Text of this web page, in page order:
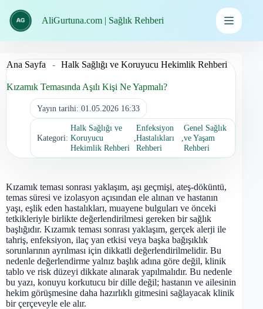
geç
AliGurtuna.com | Sağlık Rehberi
Ana Sayfa - Halk Sağlığı ve Koruyucu Hekimlik Rehberi
Kızamık Temasında Aşılı Kişi Ne Yapmalı?
Yayın tarihi: 01.05.2026 16:33
Kategori:
Halk Sağlığı ve
Koruyucu
Hekimlik Rehberi
,
Enfeksiyon
Hastalıkları
Rehberi
,
Genel Sağlık
ve Yaşam
Rehberi
Kızamık teması sonrası yaklaşım, aşı geçmişi, ateş-döküntü,
temas süresi ve izolasyon açısından ele alınan ve hastanın
yaşı, eşlik eden hastalıkları, muayene bulguları ve önceki
tetkikleriyle birlikte değerlendirilmesi gereken bir sağlık
başlığıdır. Kızamık teması sonrası yaklaşım, gerçek alerji ile
tahriş, enfeksiyon, ilaç yan etkisi veya başka bağışıklık
sorunlarının ayrılması için dikkatli değerlendirilmelidir. Bu
nedenle değerlendirme yalnız başlık adına göre değil, klinik
tablo ve risk düzeyi dikkate alınarak yapılmalıdır. Bu nedenle
bu yazı, konuyu korkutucu bir dille değil; hastanın ve ailesinin
hekim görüşmesine daha hazırlıklı gitmesini sağlayacak klinik
bir çerçeveyle ele alır.